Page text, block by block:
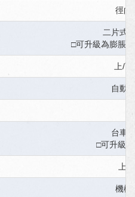
徑向
二片式
□可升級為膨脹
上/
自動
台車
□可升級
上/
機械